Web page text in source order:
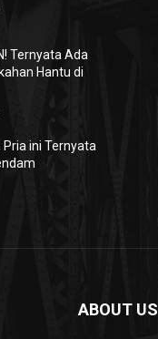
Ternyata Ada
Hantu di
Pria ini Ternyata
ABOUT US